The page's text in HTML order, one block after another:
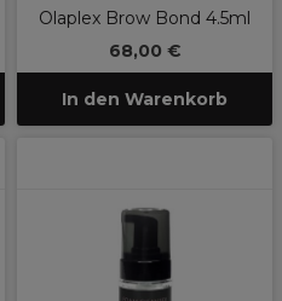
Olaplex Brow Bond 4.5ml
68,00 €
In den Warenkorb